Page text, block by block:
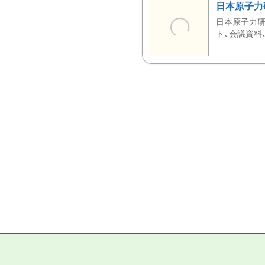
日本原子
日本原子力
ト、会議資